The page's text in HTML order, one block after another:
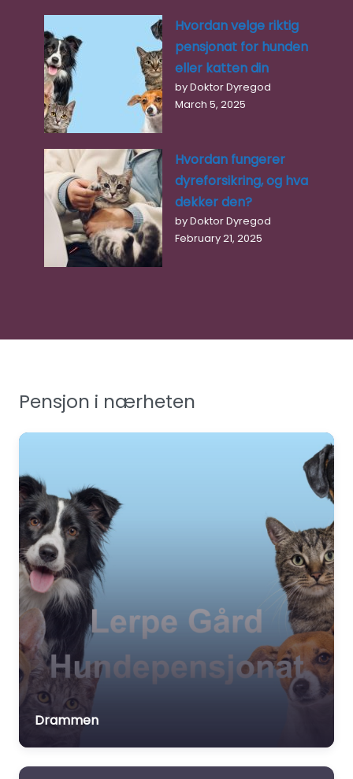
Hvordan velge riktig
pensjonat for hunden
eller katten din
by Doktor Dyregod
March 5, 2025
Hvordan fungerer
dyreforsikring, og hva
dekker den?
by Doktor Dyregod
February 21, 2025
Pensjon i nærheten
Drammen